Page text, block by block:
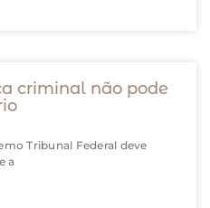
criminal não pode
Tribunal Federal deve
a